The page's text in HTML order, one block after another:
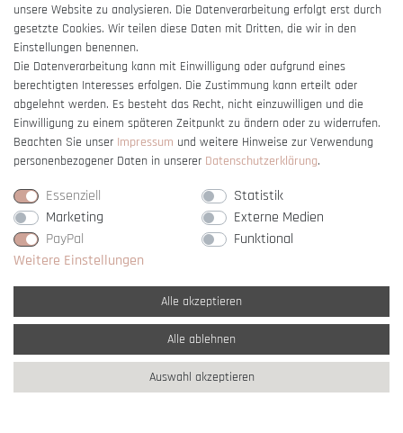
Vertrag widerrufen
* Alle Preise verstehen sich inkl. gesetzl. MwSt. undzzgl. Versandkosten
** Nur innerhalb Deutschlands© copyright 2007-2026 Schmuck Krone / Alle
Rechte vorbehalten / powered bycreateyourtemplate
unsere Website zu analysieren. Die Datenverarbeitung erfolgt erst durch
gesetzte Cookies. Wir teilen diese Daten mit Dritten, die wir in den
Einstellungen benennen.
Die Datenverarbeitung kann mit Einwilligung oder aufgrund eines
berechtigten Interesses erfolgen. Die Zustimmung kann erteilt oder
abgelehnt werden. Es besteht das Recht, nicht einzuwilligen und die
Einwilligung zu einem späteren Zeitpunkt zu ändern oder zu widerrufen.
Beachten Sie unser Impressum und weitere Hinweise zur Verwendung
personenbezogener Daten in unserer Daten­schutz­erklärung.
Essenziell
Statistik
Marketing
Externe Medien
PayPal
Funktional
Weitere Einstellungen
Alle akzeptieren
Alle ablehnen
Auswahl akzeptieren